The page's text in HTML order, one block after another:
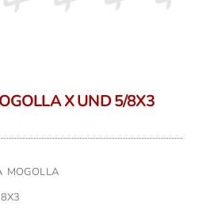
X UND 5/8X3
MOGOLLA